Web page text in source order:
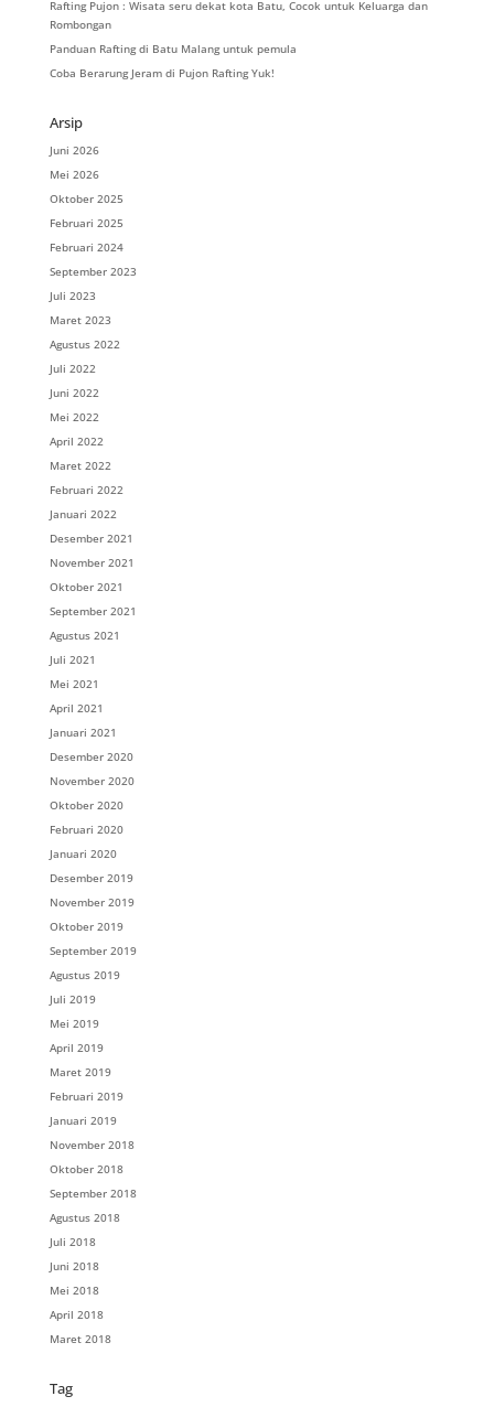
Rafting Pujon : Wisata seru dekat kota Batu, Cocok untuk Keluarga dan
Rombongan
Panduan Rafting di Batu Malang untuk pemula
Coba Berarung Jeram di Pujon Rafting Yuk!
Arsip
Juni 2026
Mei 2026
Oktober 2025
Februari 2025
Februari 2024
September 2023
Juli 2023
Maret 2023
Agustus 2022
Juli 2022
Juni 2022
Mei 2022
April 2022
Maret 2022
Februari 2022
Januari 2022
Desember 2021
November 2021
Oktober 2021
September 2021
Agustus 2021
Juli 2021
Mei 2021
April 2021
Januari 2021
Desember 2020
November 2020
Oktober 2020
Februari 2020
Januari 2020
Desember 2019
November 2019
Oktober 2019
September 2019
Agustus 2019
Juli 2019
Mei 2019
April 2019
Maret 2019
Februari 2019
Januari 2019
November 2018
Oktober 2018
September 2018
Agustus 2018
Juli 2018
Juni 2018
Mei 2018
April 2018
Maret 2018
Tag